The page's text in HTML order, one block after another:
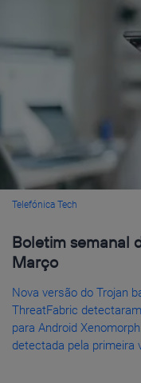
Telefónica Tech
Boletim semanal
Março
Nova versão do Trojan
ThreatFabric
para Android
detectada pela primeira